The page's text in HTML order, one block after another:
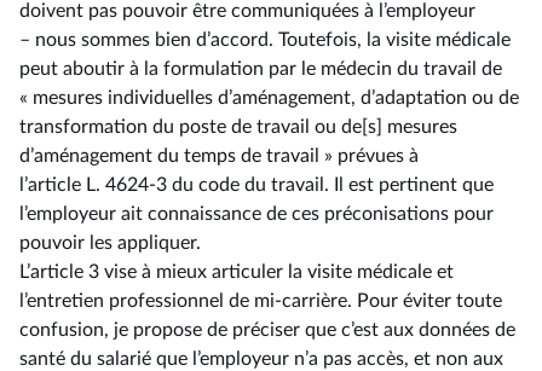
doivent pas pouvoir être communiquées à l’employeur
–⁠ nous sommes bien d’accord. Toutefois, la visite médicale
peut aboutir à la formulation par le médecin du travail de
« mesures individuelles d’aménagement, d’adaptation ou de
transformation du poste de travail ou de[s] mesures
d’aménagement du temps de travail » prévues à
l’article L. 4624-3 du code du travail. Il est pertinent que
l’employeur ait connaissance de ces préconisations pour
pouvoir les appliquer.
L’article 3 vise à mieux articuler la visite médicale et
l’entretien professionnel de mi-carrière. Pour éviter toute
confusion, je propose de préciser que c’est aux données de
santé du salarié que l’employeur n’a pas accès, et non aux